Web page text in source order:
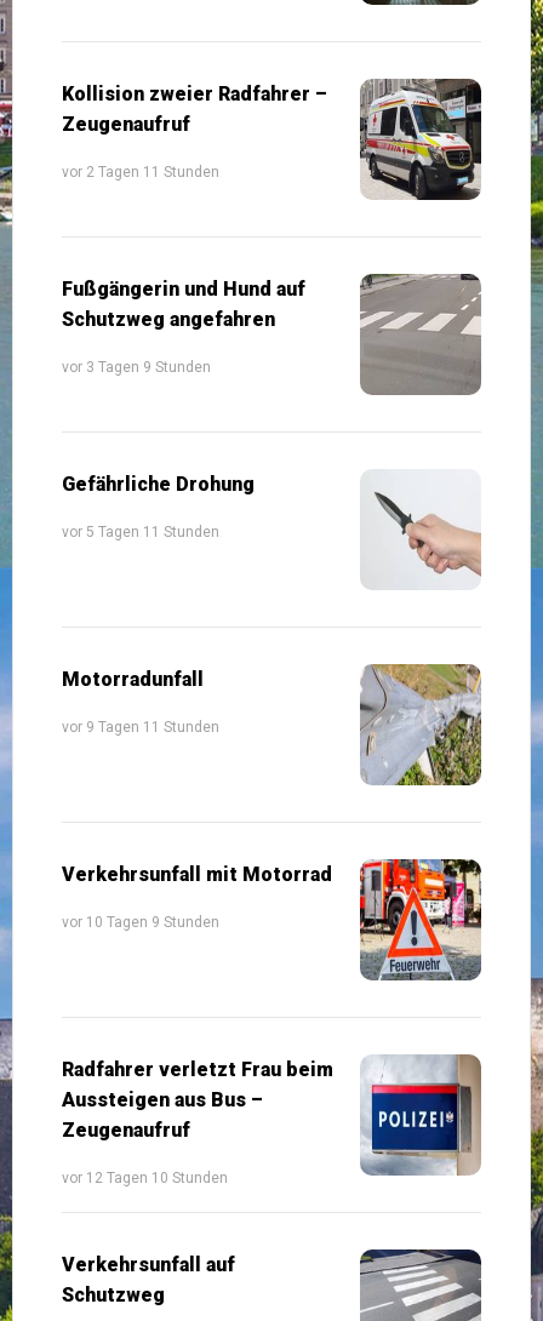
Kollision zweier Radfahrer –
Zeugenaufruf
vor 2 Tagen 11 Stunden
Fußgängerin und Hund auf
Schutzweg angefahren
vor 3 Tagen 9 Stunden
Gefährliche Drohung
vor 5 Tagen 11 Stunden
Motorradunfall
vor 9 Tagen 11 Stunden
Verkehrsunfall mit Motorrad
vor 10 Tagen 9 Stunden
Radfahrer verletzt Frau beim
Aussteigen aus Bus –
Zeugenaufruf
vor 12 Tagen 10 Stunden
Verkehrsunfall auf
Schutzweg